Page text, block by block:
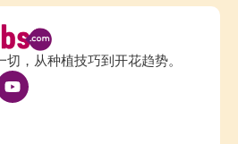
，从种植技巧到开花趋势。